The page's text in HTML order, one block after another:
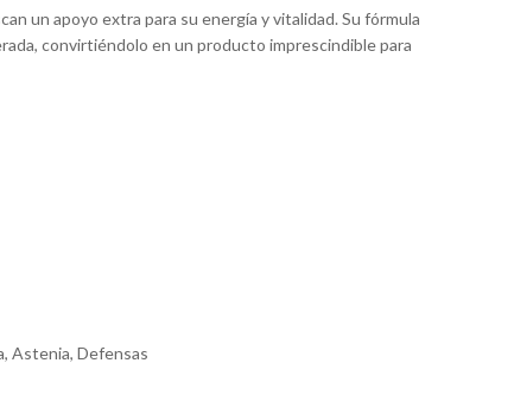
un apoyo extra para su energía y vitalidad. Su fórmula
convirtiéndolo en un producto imprescindible para
Astenia, Defensas